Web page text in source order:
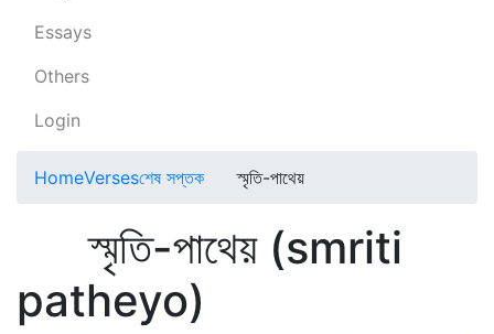
Essays
Others
Login
HomeVersesশেষ সপ্তক স্মৃতি-পাথেয়
স্মৃতি-পাথেয় (smriti
patheyo)